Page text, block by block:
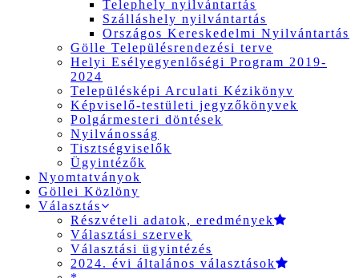
Telephely nyilvántartás
Szálláshely nyilvántartás
Országos Kereskedelmi Nyilvántartás
Gölle Településrendezési terve
Helyi Esélyegyenlőségi Program 2019-
2024
Településképi Arculati Kézikönyv
Képviselő-testületi jegyzőkönyvek
Polgármesteri döntések
Nyilvánosság
Tisztségviselők
Ügyintézők
Nyomtatványok
Göllei Közlöny
Választás
Részvételi adatok, eredmények
Választási szervek
Választási ügyintézés
2024. évi általános választások